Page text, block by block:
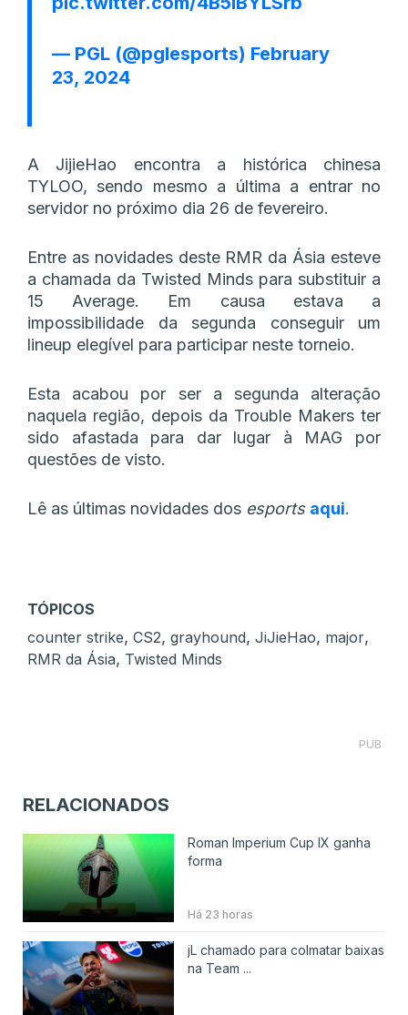
— PGL (@pglesports) February
23, 2024
A JijieHao encontra a histórica chinesa
TYLOO, sendo mesmo a última a entrar no
servidor no próximo dia 26 de fevereiro.
Entre as novidades deste RMR da Ásia esteve
a chamada da Twisted Minds para substituir a
15 Average. Em causa estava a
impossibilidade da segunda conseguir um
lineup elegível para participar neste torneio.
Esta acabou por ser a segunda alteração
naquela região, depois da Trouble Makers ter
sido afastada para dar lugar à MAG por
questões de visto.
Lê as últimas novidades dos esports aqui.
TÓPICOS
counter strike, CS2, grayhound, JiJieHao, major,
RMR da Ásia, Twisted Minds
PUB
RELACIONADOS
Roman Imperium Cup IX ganha
forma
Há 23 horas
jL chamado para colmatar baixas
na Team ...